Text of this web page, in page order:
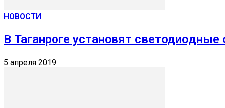
НОВОСТИ
В Таганроге установят светодиодные
5 апреля 2019